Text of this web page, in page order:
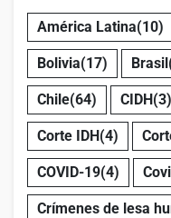
América Latina(10)
Bolivia(17) Brasil
Chile(64) CIDH(3)
Corte IDH(4)
COVID-19(4)
Crímenes de lesa